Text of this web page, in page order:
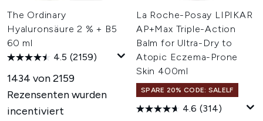
The Ordinary
Hyaluronsäure 2 % + B5
60 ml
4.5 (2159)
1434 von 2159
Rezensenten wurden
incentiviert
La Roche-Posay LIPIKAR
AP+Max Triple-Action
Balm for Ultra-Dry to
Atopic Eczema-Prone
Skin 400ml
SPARE 20% CODE: SALELF
4.6 (314)